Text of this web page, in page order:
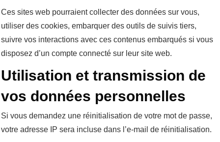
Ces sites web pourraient collecter des données sur vous,
utiliser des cookies, embarquer des outils de suivis tiers,
suivre vos interactions avec ces contenus embarqués si vous
disposez d’un compte connecté sur leur site web.
Utilisation et transmission de
vos données personnelles
Si vous demandez une réinitialisation de votre mot de passe,
votre adresse IP sera incluse dans l’e-mail de réinitialisation.